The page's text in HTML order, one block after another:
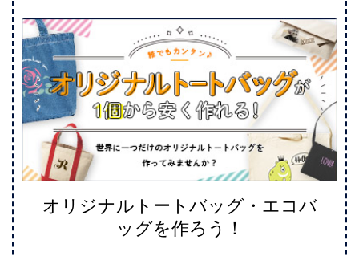
オリジナルトートバッグ・エコバ
ッグを作ろう！